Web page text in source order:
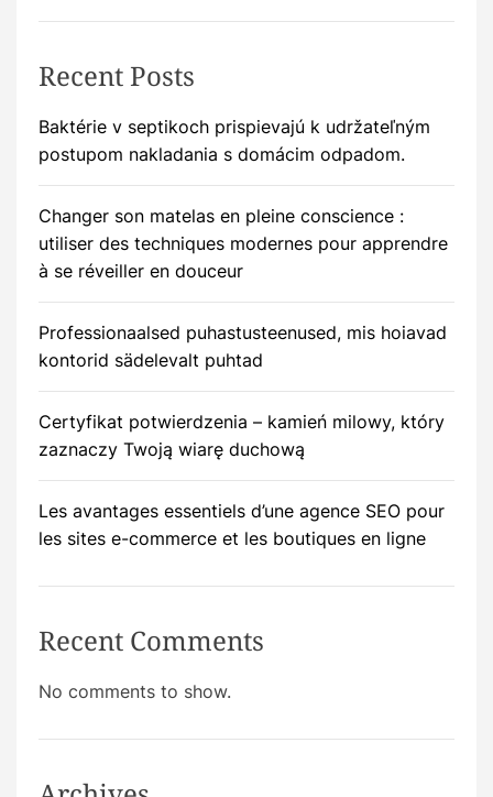
Recent Posts
Baktérie v septikoch prispievajú k udržateľným
postupom nakladania s domácim odpadom.
Changer son matelas en pleine conscience :
utiliser des techniques modernes pour apprendre
à se réveiller en douceur
Professionaalsed puhastusteenused, mis hoiavad
kontorid sädelevalt puhtad
Certyfikat potwierdzenia – kamień milowy, który
zaznaczy Twoją wiarę duchową
Les avantages essentiels d’une agence SEO pour
les sites e-commerce et les boutiques en ligne
Recent Comments
No comments to show.